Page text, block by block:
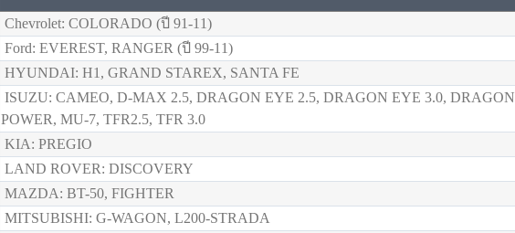
Chevrolet: COLORADO (ปี 91-11)
Ford: EVEREST, RANGER (ปี 99-11)
HYUNDAI: H1, GRAND STAREX, SANTA FE
ISUZU: CAMEO, D-MAX 2.5, DRAGON EYE 2.5, DRAGON EYE 3.0, DRAGON
POWER, MU-7, TFR2.5, TFR 3.0
KIA: PREGIO
LAND ROVER: DISCOVERY
MAZDA: BT-50, FIGHTER
MITSUBISHI: G-WAGON, L200-STRADA